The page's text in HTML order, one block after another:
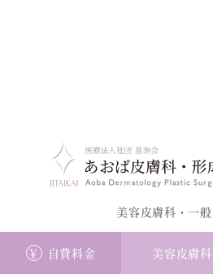
￥ 自費料金 美容皮膚科
美容皮膚科・一
神奈川県川崎市中原区新丸子東3-